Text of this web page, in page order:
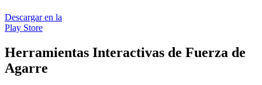
Descargar en la
Play Store
Herramientas Interactivas de Fuerza de
Agarre